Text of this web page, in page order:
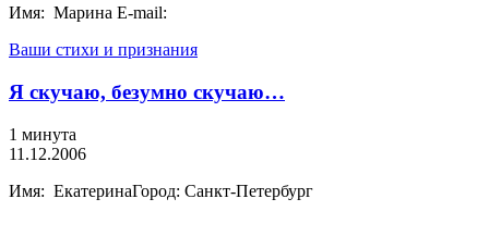
Имя: Марина E-mail:
Ваши стихи и признания
Я скучаю, безумно скучаю…
1 минута
11.12.2006
Имя: ЕкатеринаГород: Санкт-Петербург